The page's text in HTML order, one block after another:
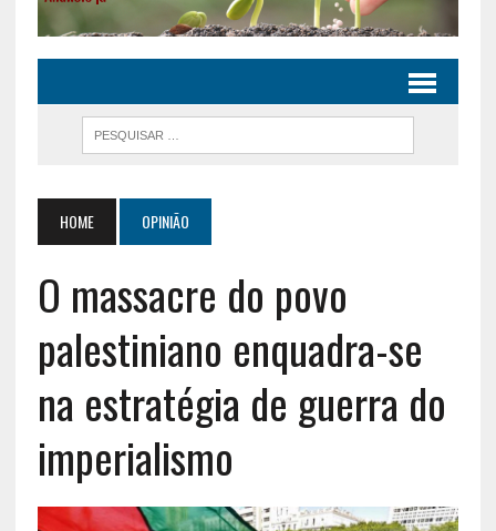
HOME OPINIÃO
O massacre do povo
palestiniano enquadra-se
na estratégia de guerra do
imperialismo